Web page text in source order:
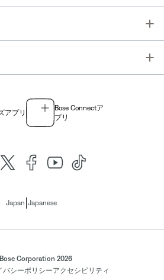
アプリ
Bose Connectア
プリ
Japan Japanese
Corporation 2026
バシーポリシーアクセシビリティ